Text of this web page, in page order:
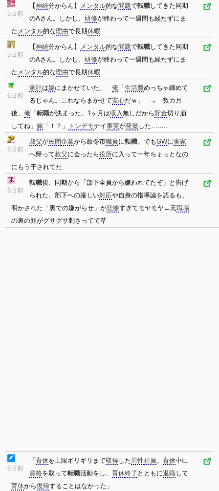
5日前
【神経分からん】 メンタル的な問題で転職してきた同期
のAさん。しかし、 研修が終わって一週間も経たずにま
た メンタル的な理由で長期休暇
5日前
【神経分からん】 メンタル的な問題で転職してきた同期
のAさん。しかし、 研修が終わって一週間も経たずにま
た メンタル的な理由で長期休暇
6日前
家計は嫁にまかせていた。 俺 「 生活費めっちゃ締めて
るじゃん。これならまかせて安心だｗ」 → 数カ月
後、 俺 「 転職が決まった。1ヶ月は収入無しだから貯金切り崩
してね」 嫁 「！？」 トンデモナイ事実が発覚 した……..
6日前
叔父が民間企業から政令市職員 に転職。でもGWに実家
へ帰って叔父に会ったら役所に入って一年ちょっとなの
にもう干されてた
6日前
転職後、同期から「部下全員から嫌われてたぞ」と告げ
られた。部下への厳しい対応や自身の指導論を語るも、
明かされた「裏での嫌がらせ」が悲惨すぎてモヤモヤ←元職場
の裏の顔がグサグサ刺さってて草
6日前
「 育休を上限ギリギリまで取得した男性社員 。 育休中に
資格を取って転職活動をし、 育休終了 とともに退職して
育休から復帰することはなかった」